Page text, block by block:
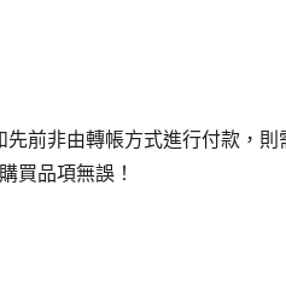
前非由轉帳方式進行付款，
買品項無誤！